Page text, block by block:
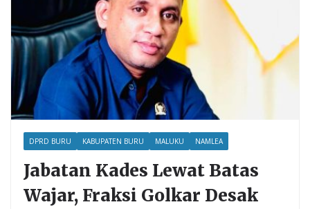
DPRD BURU KABUPATEN BURU MALUKU NAMLEA
Jabatan Kades Lewat Batas
Wajar, Fraksi Golkar Desak